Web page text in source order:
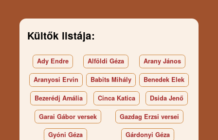
Kültők listája:
Ady Endre Alföldi Géza Arany János
Aranyosi Ervin Babits Mihály Benedek Elek
Bezerédj Amália Cinca Katica Dsida Jenő
Garai Gábor versek Gazdag Erzsi versei
Gyóni Géza Gárdonyi Géza